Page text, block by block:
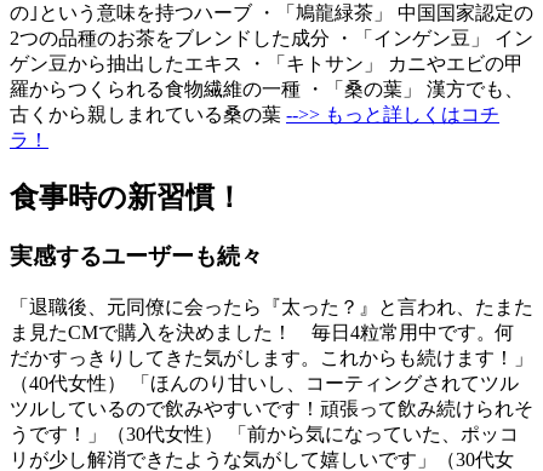
の｣という意味を持つハーブ ・「鳩龍緑茶」 中国国家認定の
2つの品種のお茶をブレンドした成分 ・「インゲン豆」 イン
ゲン豆から抽出したエキス ・「キトサン」 カニやエビの甲
羅からつくられる食物繊維の一種 ・「桑の葉」 漢方でも、
古くから親しまれている桑の葉 -->> もっと詳しくはコチ
ラ！
食事時の新習慣！
実感するユーザーも続々
「退職後、元同僚に会ったら『太った？』と言われ、たまた
ま見たCMで購入を決めました！ 毎日4粒常用中です。何
だかすっきりしてきた気がします。これからも続けます！」
（40代女性） 「ほんのり甘いし、コーティングされてツル
ツルしているので飲みやすいです！頑張って飲み続けられそ
うです！」（30代女性） 「前から気になっていた、ポッコ
リが少し解消できたような気がして嬉しいです」（30代女